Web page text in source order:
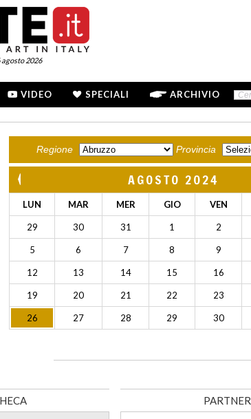
2026
VIDEO SPECIALI ARCHIVIO
Regione Provincia
AGOSTO 2024
LUN MAR MER GIO VEN
29 30 31 1 2
5 6 7 8 9
12 13 14 15 16
19 20 21 22 23
26 27 28 29 30
PARTNER